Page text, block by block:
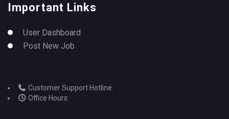
Important Links
User Dashboard
Post New Job
Customer Support Hotline:
Office Hours: